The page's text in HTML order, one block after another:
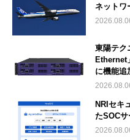
ネットワ
東陽テク
Ethernet
に機能追
NRIセキ
たSOC